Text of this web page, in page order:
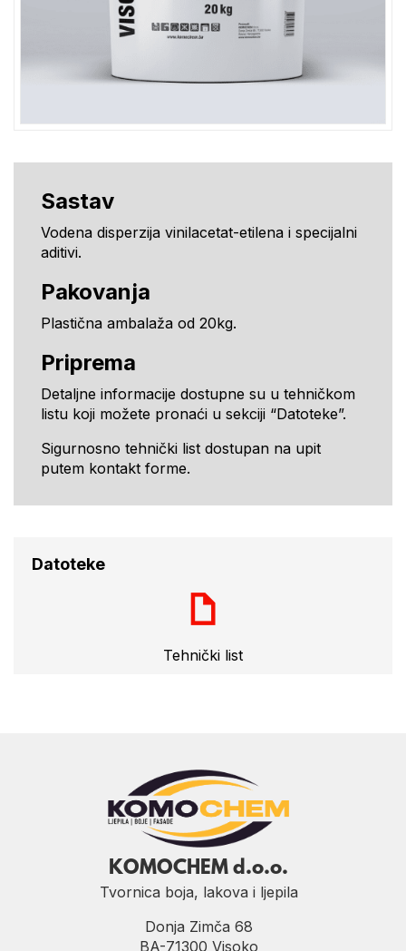
Sastav
Vodena disperzija vinilacetat-etilena i specijalni
aditivi.
Pakovanja
Plastična ambalaža od 20kg.
Priprema
Detaljne informacije dostupne su u tehničkom
listu koji možete pronaći u sekciji “Datoteke”.
Sigurnosno tehnički list dostupan na upit
putem kontakt forme.
Datoteke
Tehnički list
KOMOCHEM d.o.o.
Tvornica boja, lakova i ljepila
Donja Zimča 68
BA-71300 Visoko